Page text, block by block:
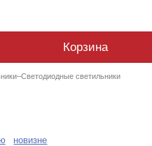
Корзина
–Светодиодные светильники
новизне